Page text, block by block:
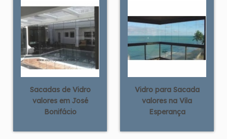
Sacadas de Vidro
valores em José
Bonifácio
Vidro para Sacada
valores na Vila
Esperança